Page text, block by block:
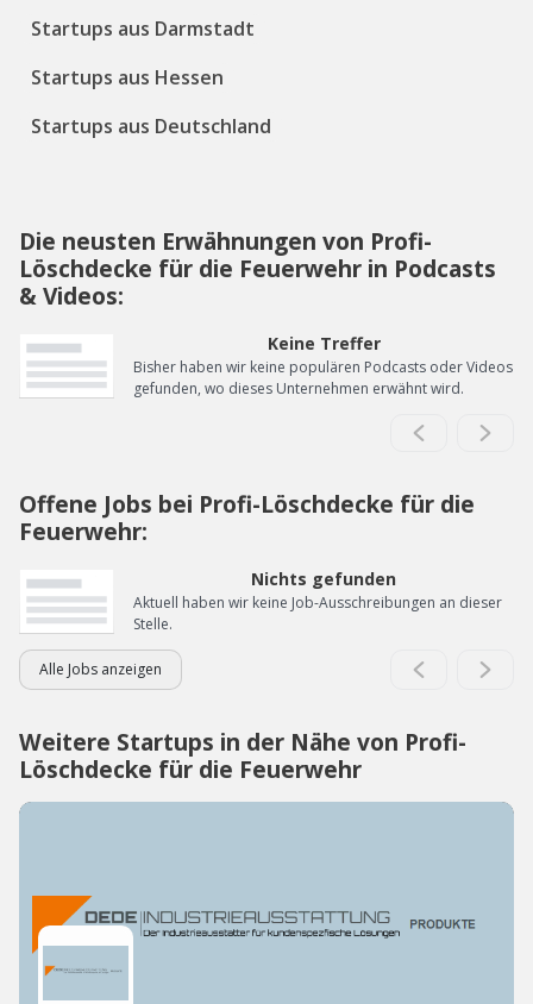
Startups aus Darmstadt
Startups aus Hessen
Startups aus Deutschland
Die neusten Erwähnungen von Profi-
Löschdecke für die Feuerwehr in Podcasts
& Videos:
Keine Treffer
Bisher haben wir keine populären Podcasts oder Videos
gefunden, wo dieses Unternehmen erwähnt wird.
Offene Jobs bei Profi-Löschdecke für die
Feuerwehr:
Nichts gefunden
Aktuell haben wir keine Job-Ausschreibungen an dieser
Stelle.
Alle Jobs anzeigen
Weitere Startups in der Nähe von Profi-
Löschdecke für die Feuerwehr